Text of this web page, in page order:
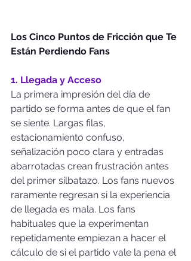
Los Cinco Puntos de Fricción que Te
Están Perdiendo Fans
1. Llegada y Acceso
La primera impresión del día de
partido se forma antes de que el fan
se siente. Largas filas,
estacionamiento confuso,
señalización poco clara y entradas
abarrotadas crean frustración antes
del primer silbatazo. Los fans nuevos
raramente regresan si la experiencia
de llegada es mala. Los fans
habituales que la experimentan
repetidamente empiezan a hacer el
cálculo de si el partido vale la pena el